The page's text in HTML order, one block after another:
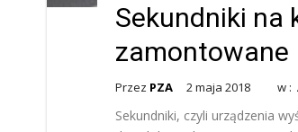
Sekundniki na
zamontowane
Przez PZA 2 maja 2018 w :
Sekundniki, czyli urządzenia